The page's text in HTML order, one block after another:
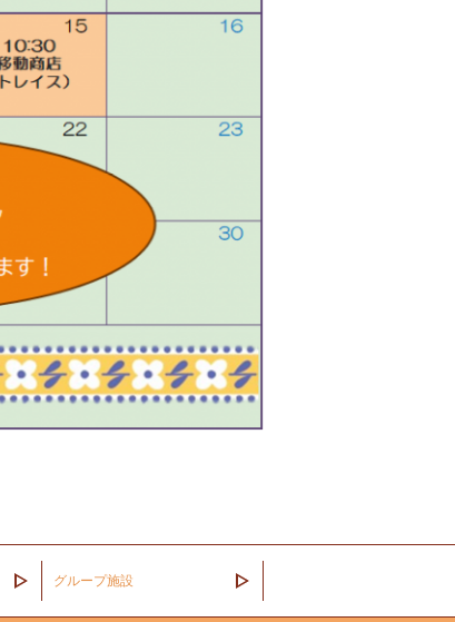
グループ施設